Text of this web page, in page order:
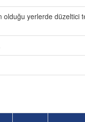
olduğu yerlerde düzeltici